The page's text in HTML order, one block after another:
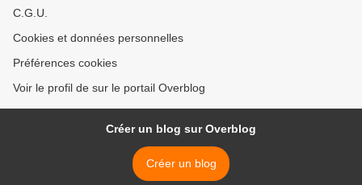
C.G.U.
Cookies et données personnelles
Préférences cookies
Voir le profil de sur le portail Overblog
Créer un blog sur Overblog
Créer un blog